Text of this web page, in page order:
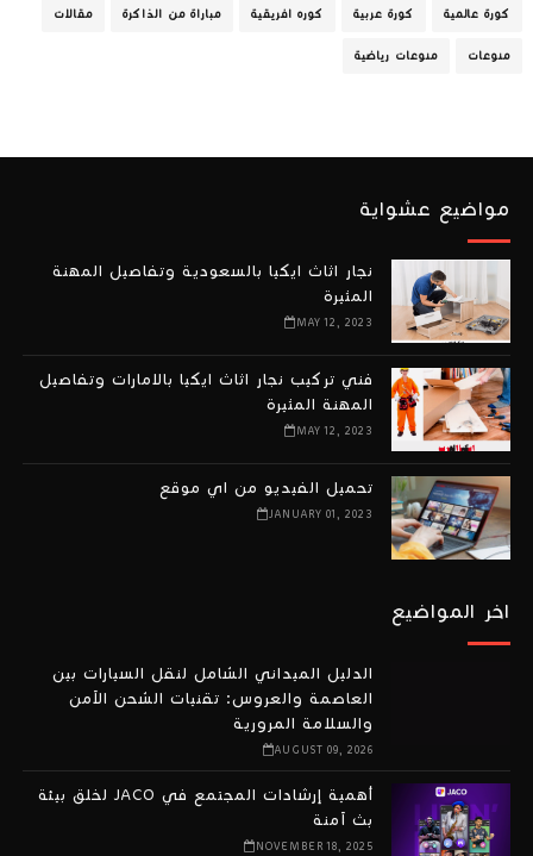
كورة عالمية كورة عربية كوره افريقية مباراة من الذاكرة مقالات
منوعات منوعات رياضية
مواضيع عشواية
نجار اثاث ايكيا بالسعودية وتفاصيل المهنة
المثيرة
MAY 12, 2023
فني تركيب نجار اثاث ايكيا بالامارات وتفاصيل
المهنة المثيرة
MAY 12, 2023
تحميل الفيديو من اي موقع
JANUARY 01, 2023
اخر المواضيع
الدليل الميداني الشامل لنقل السيارات بين
العاصمة والعروس: تقنيات الشحن الآمن
والسلامة المرورية
AUGUST 09, 2026
أهمية إرشادات المجتمع في JACO لخلق بيئة
بث آمنة
NOVEMBER 18, 2025